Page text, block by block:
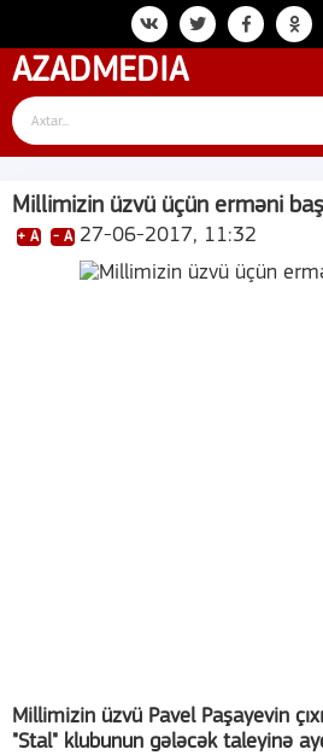
AZADMEDIA
Millimizin üzvü üçün erməni
+ A - A 27-06-2017, 11:32
Millimizin üzvü Pavel Paşayevin
"Stal" klubunun gələcək taleyinə